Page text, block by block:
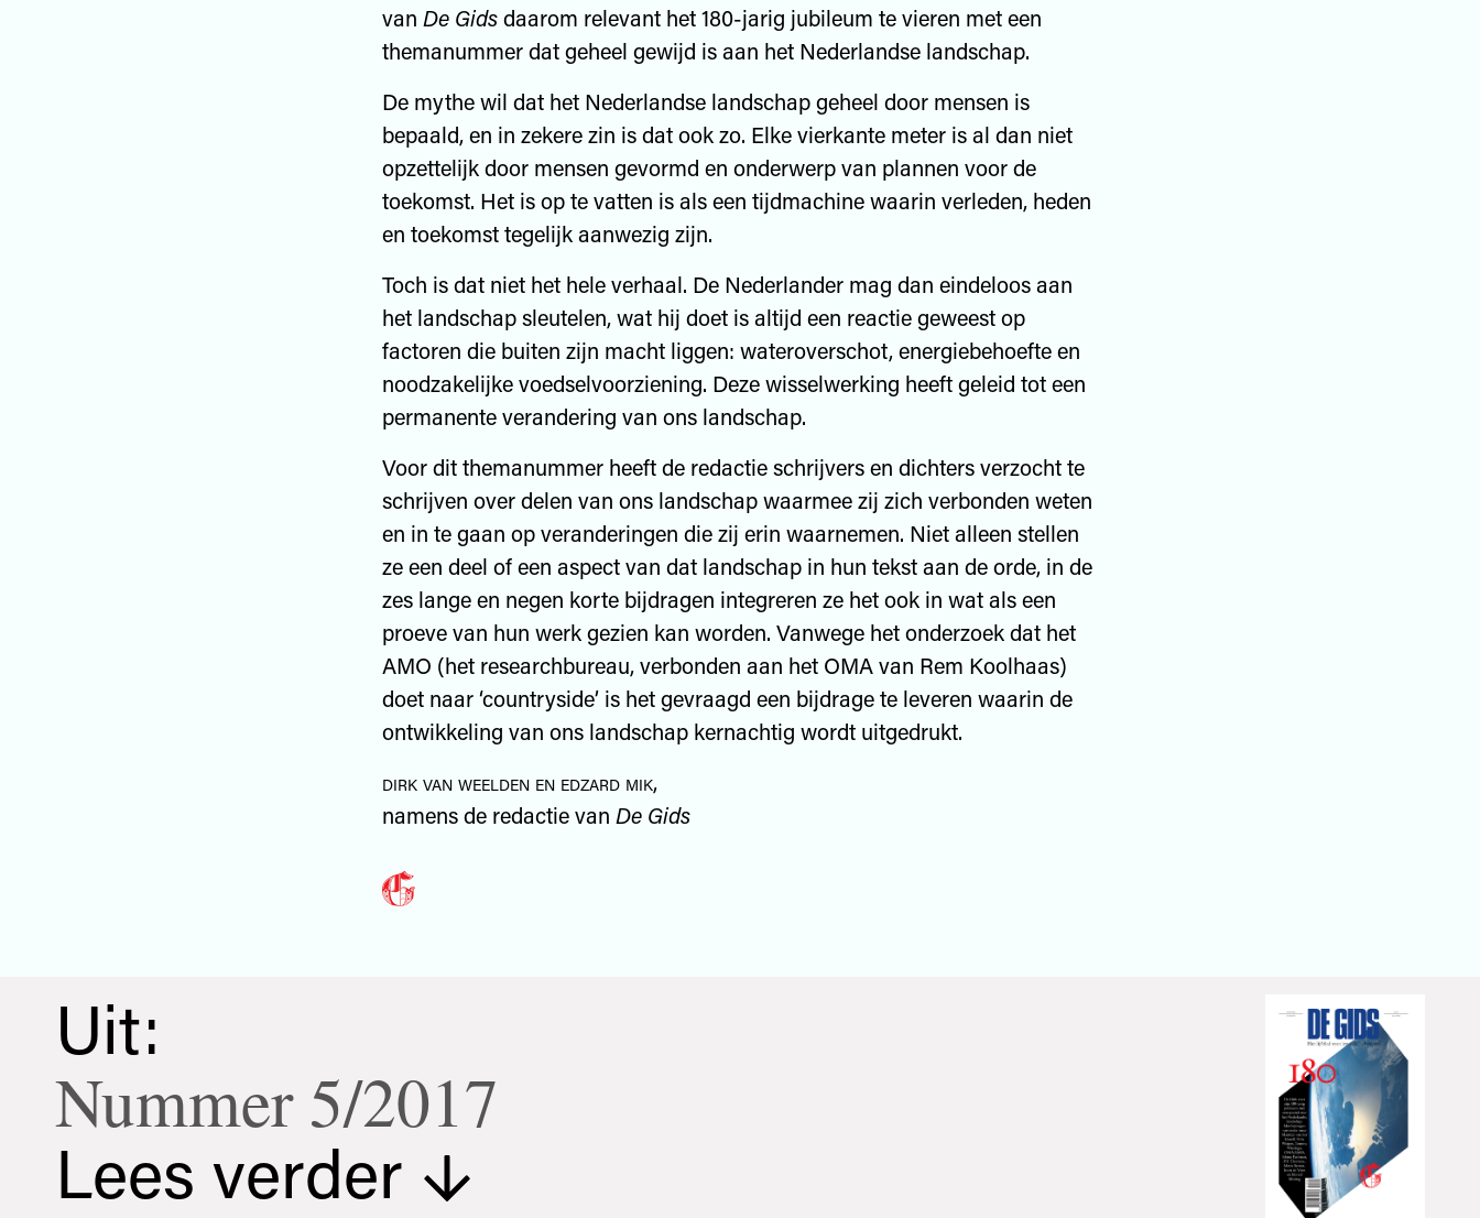
van De Gidsdaarom relevant het 180-jarig jubileum te vieren met een
themanummer dat geheel gewijd is aan het Nederlandse landschap.
De mythe wil dat het Nederlandse landschap geheel door mensen is
bepaald, en in zekere zin is dat ook zo. Elke vierkante meter is al dan niet
opzettelijk door mensen gevormd en onderwerp van plannen voor de
toekomst. Het is op te vatten is als een tijdmachine waarin verleden, heden
en toekomst tegelijk aanwezig zijn.
Toch is dat niet het hele verhaal. De Nederlander mag dan eindeloos aan
het landschap sleutelen, wat hij doet is altijd een reactie geweest op
factoren die buiten zijn macht liggen: wateroverschot, energiebehoefte en
noodzakelijke voedselvoorziening. Deze wisselwerking heeft geleid tot een
permanente verandering van ons landschap.
Voor dit themanummer heeft de redactie schrijvers en dichters verzocht te
schrijven over delen van ons landschap waarmee zij zich verbonden weten
en in te gaan op veranderingen die zij erin waarnemen. Niet alleen stellen
ze een deel of een aspect van dat landschap in hun tekst aan de orde, in de
zes lange en negen korte bijdragen integreren ze het ook in wat als een
proeve van hun werk gezien kan worden. Vanwege het onderzoek dat het
AMO (het researchbureau, verbonden aan het OMA van Rem Koolhaas)
doet naar ‘countryside’ is het gevraagd een bijdrage te leveren waarin de
ontwikkeling van ons landschap kernachtig wordt uitgedrukt.
dirk van weelden en edzard mik,
namens de redactie van De Gids
Uit:
Nummer 5/2017
Lees verder